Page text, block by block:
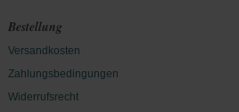
Bestellung
Versandkosten
Zahlungsbedingungen
Widerrufsrecht